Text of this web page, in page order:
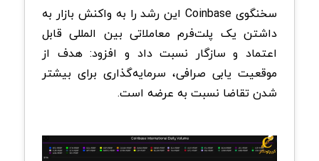
سخنگوی Coinbase این رشد را به واکنش بازار به
داشتن یک پلت‌فرم معاملاتی بین المللی قابل
اعتماد و سازگار نسبت داد و افزود: هدف از
موقعیت یابی صرافی، سرمایه‌گذاری برای بیشتر
شدن تقاضا نسبت به عرضه است.